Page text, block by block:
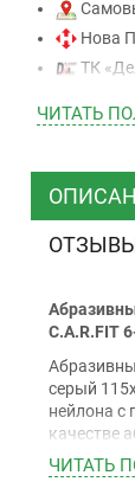
Нова
ТК
ТК
ТК
ЧИТАТЬ
C.A.R.FIT
серый
нейлона с
качестве
карбид
ЧИТАТЬ